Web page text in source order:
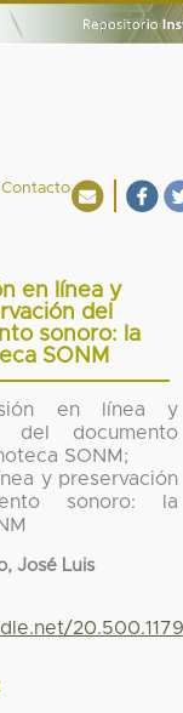
Contacto
en línea y
del
sonoro: la
SONM
en línea y
del documento
SONM;
y preservación
sonoro: la
José Luis